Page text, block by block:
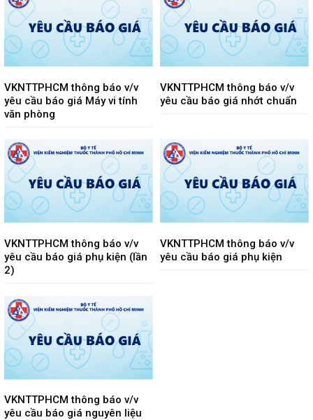
VKNTTPHCM thông báo v/v
yêu cầu báo giá Máy vi tính
văn phòng
VKNTTPHCM thông báo v/v
yêu cầu báo giá nhớt chuẩn
VKNTTPHCM thông báo v/v
yêu cầu báo giá phụ kiện (lần
2)
VKNTTPHCM thông báo v/v
yêu cầu báo giá phụ kiện
VKNTTPHCM thông báo v/v
yêu cầu báo giá nguyên liệu